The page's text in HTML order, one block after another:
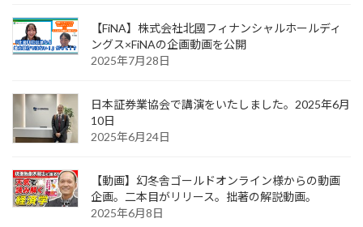
【FiNA】株式会社北國フィナンシャルホールディ
ングス×FiNAの企画動画を公開
2025年7月28日
日本証券業協会で講演をいたしました。2025年6月
10日
2025年6月24日
【動画】幻冬舎ゴールドオンライン様からの動画
企画。二本目がリリース。拙著の解説動画。
2025年6月8日